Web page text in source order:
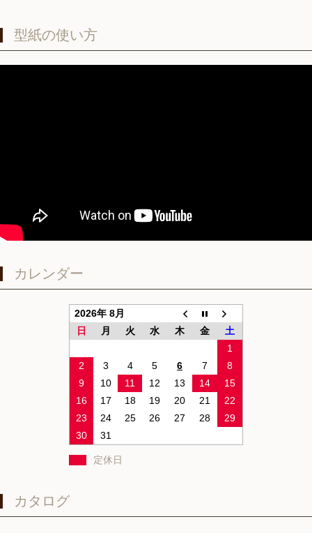
型紙の使い方
カレンダー
2026年 8月
日
月 火 水 木 金
土
1
2
3 4 5 6 7
8
9
10 11 12 13 14
15
16
17 18 19 20 21
22
23
24 25 26 27 28
29
30
31
定休日
カタログ